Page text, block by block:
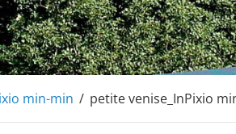
min-min / petite venise_InPixio